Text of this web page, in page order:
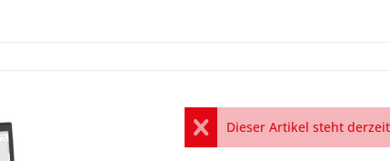
Dieser Artikel steht